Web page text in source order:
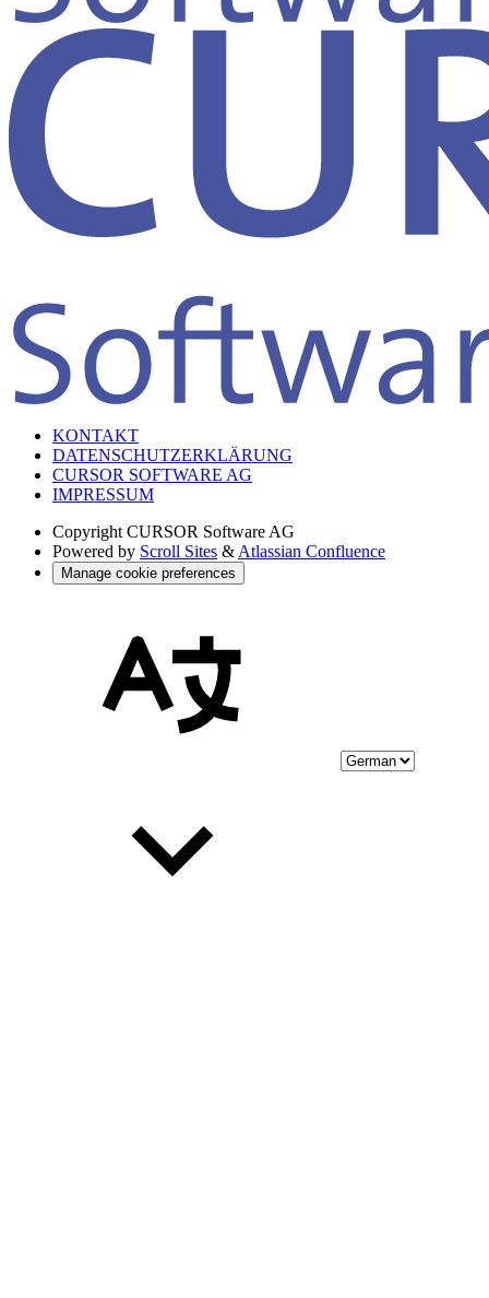
KONTAKT
DATENSCHUTZERKLÄRUNG
CURSOR SOFTWARE AG
IMPRESSUM
Copyright CURSOR Software AG
Powered by Scroll Sites & Atlassian Confluence
Manage cookie preferences